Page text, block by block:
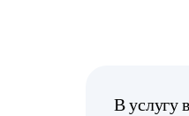
В услугу